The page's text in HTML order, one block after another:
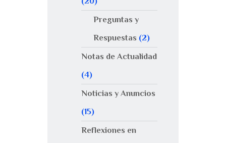
Preguntas y
Respuestas (2)
Notas de Actualidad
(4)
Noticias y Anuncios
(15)
Reflexiones en